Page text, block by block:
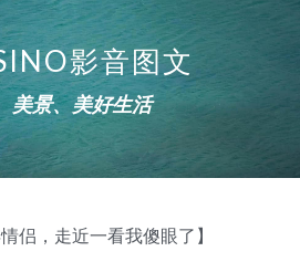
影音图文
美景、美好生活
侣，走近一看我傻眼了】
×
商品分类 ×
博客分类